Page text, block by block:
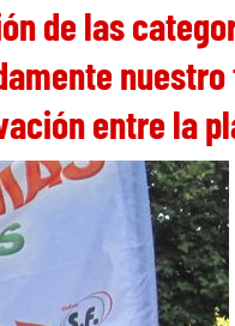
de las
entre la